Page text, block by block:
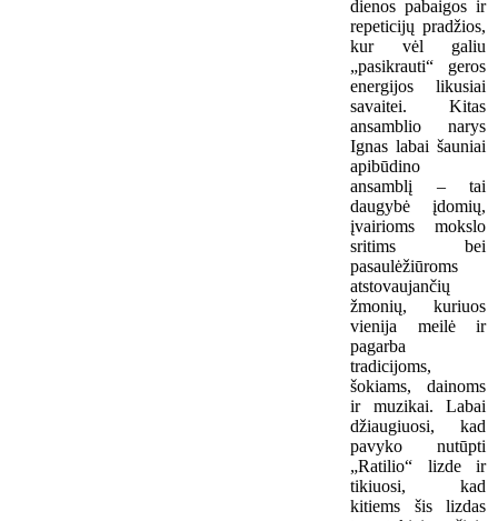
dienos pabaigos ir
repeticijų pradžios,
kur vėl galiu
„pasikrauti“ geros
energijos likusiai
savaitei. Kitas
ansamblio narys
Ignas labai šauniai
apibūdino
ansamblį – tai
daugybė įdomių,
įvairioms mokslo
sritims bei
pasaulėžiūroms
atstovaujančių
žmonių, kuriuos
vienija meilė ir
pagarba
tradicijoms,
šokiams, dainoms
ir muzikai. Labai
džiaugiuosi, kad
pavyko nutūpti
„Ratilio“ lizde ir
tikiuosi, kad
kitiems šis lizdas